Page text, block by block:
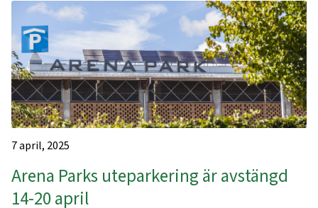
7 april, 2025
Arena Parks uteparkering är avstängd
14-20 april